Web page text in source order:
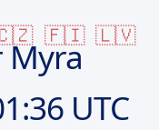
🇫🇮 🇱🇻
Myra
UTC